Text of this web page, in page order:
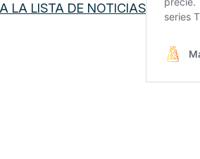
LA LISTA DE NOTICIAS